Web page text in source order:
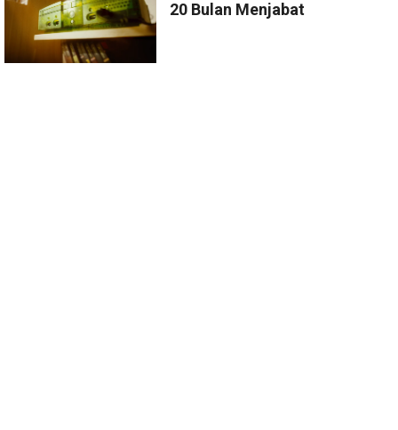
20 Bulan Menjabat